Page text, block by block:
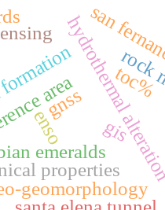
emeralds
hydrothermal
san
properties
geomorphology
area gis
rock
enso
gnss
toc%